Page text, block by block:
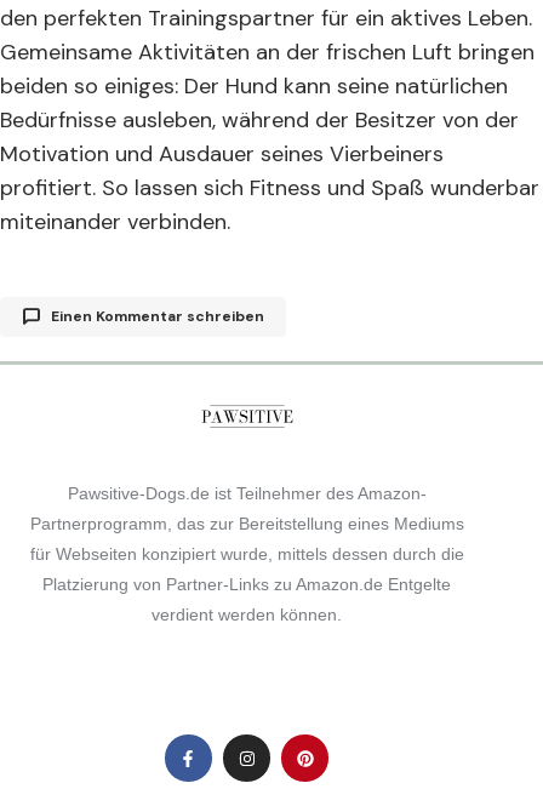
den perfekten Trainingspartner für ein aktives Leben.
Gemeinsame Aktivitäten an der frischen Luft bringen
beiden so einiges: Der Hund kann seine natürlichen
Bedürfnisse ausleben, während der Besitzer von der
Motivation und Ausdauer seines Vierbeiners
profitiert. So lassen sich Fitness und Spaß wunderbar
miteinander verbinden.
Einen Kommentar schreiben
Deine E-Mail-Adresse wird nicht veröffentlicht.
Pawsitive-Dogs.de ist Teilnehmer des Amazon-
Partnerprogramm, das zur Bereitstellung eines Mediums
für Webseiten konzipiert wurde, mittels dessen durch die
Platzierung von Partner-Links zu Amazon.de Entgelte
verdient werden können.